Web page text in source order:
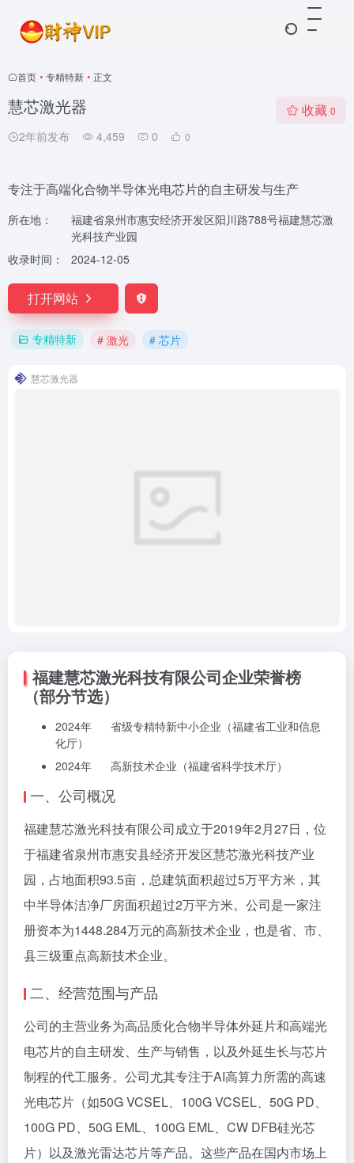
首页 • 专精特新 • 正文
慧芯激光器
2年前发布 4,459 0 0
收藏 0
专注于高端化合物半导体光电芯片的自主研发与生产
所在地：
福建省泉州市惠安经济开发区阳川路788号福建慧芯激
光科技产业园
收录时间：
2024-12-05
打开网站
专精特新 # 激光 # 芯片
慧芯激光器
福建慧芯激光科技有限公司企业荣誉榜
（部分节选）
2024年 省级专精特新中小企业（福建省工业和信息
化厅）
2024年 高新技术企业（福建省科学技术厅）
一、公司概况
福建慧芯激光科技有限公司成立于2019年2月27日，位
于福建省泉州市惠安县经济开发区慧芯激光科技产业
园，占地面积93.5亩，总建筑面积超过5万平方米，其
中半导体洁净厂房面积超过2万平方米。公司是一家注
册资本为1448.284万元的高新技术企业，也是省、市、
县三级重点高新技术企业。
二、经营范围与产品
公司的主营业务为高品质化合物半导体外延片和高端光
电芯片的自主研发、生产与销售，以及外延生长与芯片
制程的代工服务。公司尤其专注于AI高算力所需的高速
光电芯片（如50G VCSEL、100G VCSEL、50G PD、
100G PD、50G EML、100G EML、CW DFB硅光芯
片）以及激光雷达芯片等产品。这些产品在国内市场上